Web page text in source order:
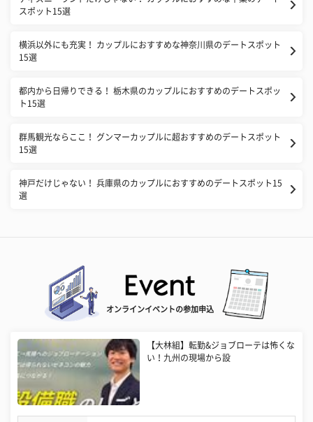
スポット15選
横浜以外にも充実！ カップルにおすすめな神奈川県のデートスポット
15選
都内から日帰りできる！ 栃木県のカップルにおすすめのデートスポッ
ト15選
群馬観光ならここ！ グンマーカップルに超おすすめのデートスポット
15選
神戸だけじゃない！ 兵庫県のカップルにおすすめのデートスポット15
選
オンラインイベントの参加申込
【大林組】転勤&ジョブローテは怖くな
い！九州の現場から設